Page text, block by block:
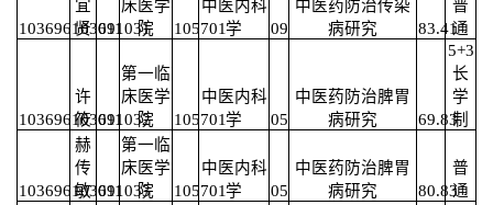
103696103691031
宜
贤 011
床医学
院
105701
中医内科
学
09
中医药防治传染
病研究
83.41
普
通
103696103691032
许
筱 011
第一临
床医学
院
105701
中医内科
学
05
中医药防治脾胃
病研究
69.83
5+3
长
学
制
103696103691033
赫
传
敏 011
第一临
床医学
院
105701
中医内科
学
05
中医药防治脾胃
病研究
80.83
普
通